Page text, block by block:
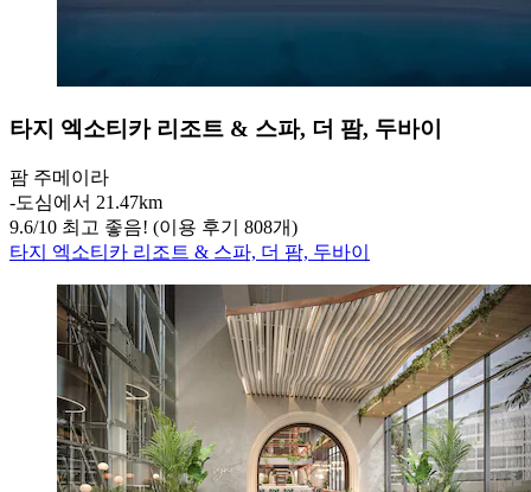
타지 엑소티카 리조트 & 스파, 더 팜, 두바이
팜 주메이라
‐도심에서 21.47km
9.6/10 최고 좋음! (이용 후기 808개)
타지 엑소티카 리조트 & 스파, 더 팜, 두바이